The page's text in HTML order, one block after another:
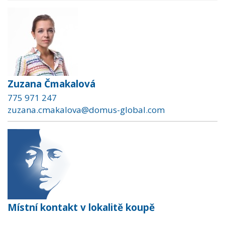
Zuzana Čmakalová
775 971 247
zuzana.cmakalova@domus-global.com
Místní kontakt v lokalitě koupě